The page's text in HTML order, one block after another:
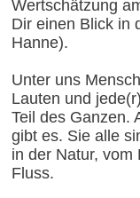
Wertschätzung
Dir einen Blick in
Hanne).
Unter uns
Lauten und
Teil des Ganzen.
gibt es. Sie alle
in der Natur, vom
Fluss.